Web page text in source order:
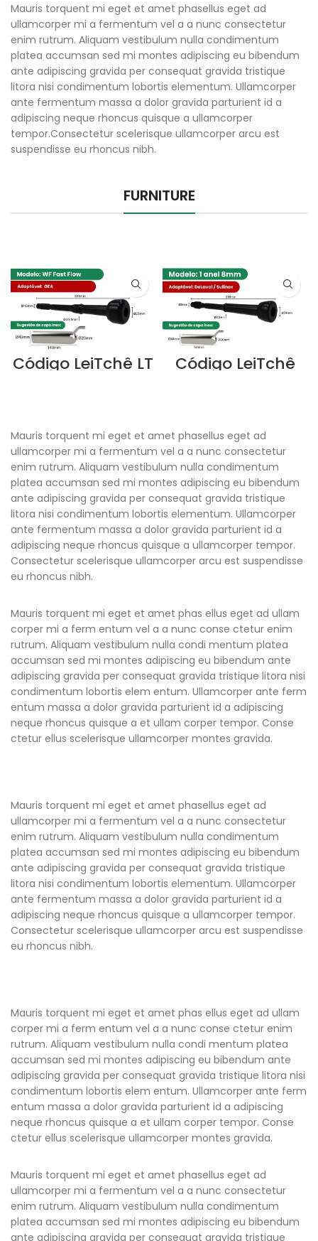
Mauris torquent mi eget et amet phasellus eget ad
ullamcorper mi a fermentum vel a a nunc consectetur
enim rutrum. Aliquam vestibulum nulla condimentum
platea accumsan sed mi montes adipiscing eu bibendum
ante adipiscing gravida per consequat gravida tristique
litora nisi condimentum lobortis elementum. Ullamcorper
ante fermentum massa a dolor gravida parturient id a
adipiscing neque rhoncus quisque a ullamcorper
tempor.Consectetur scelerisque ullamcorper arcu est
suspendisse eu rhoncus nibh.
FURNITURE
Código LeiTchê LT Código LeiTchê
LT001
Mauris torquent mi eget et amet phasellus eget ad
ullamcorper mi a fermentum vel a a nunc consectetur
enim rutrum. Aliquam vestibulum nulla condimentum
platea accumsan sed mi montes adipiscing eu bibendum
ante adipiscing gravida per consequat gravida tristique
litora nisi condimentum lobortis elementum. Ullamcorper
ante fermentum massa a dolor gravida parturient id a
adipiscing neque rhoncus quisque a ullamcorper tempor.
Consectetur scelerisque ullamcorper arcu est suspendisse
eu rhoncus nibh.
Mauris torquent mi eget et amet phas ellus eget ad ullam
corper mi a ferm entum vel a a nunc conse ctetur enim
rutrum. Aliquam vestibulum nulla condi mentum platea
accumsan sed mi montes adipiscing eu bibendum ante
adipiscing gravida per consequat gravida tristique litora nisi
condimentum lobortis elem entum. Ullamcorper ante ferm
entum massa a dolor gravida parturient id a adipiscing
neque rhoncus quisque a et ullam corper tempor. Conse
ctetur ellus scelerisque ullamcorper montes gravida.
Mauris torquent mi eget et amet phasellus eget ad
ullamcorper mi a fermentum vel a a nunc consectetur
enim rutrum. Aliquam vestibulum nulla condimentum
platea accumsan sed mi montes adipiscing eu bibendum
ante adipiscing gravida per consequat gravida tristique
litora nisi condimentum lobortis elementum. Ullamcorper
ante fermentum massa a dolor gravida parturient id a
adipiscing neque rhoncus quisque a ullamcorper tempor.
Consectetur scelerisque ullamcorper arcu est suspendisse
eu rhoncus nibh.
Mauris torquent mi eget et amet phas ellus eget ad ullam
corper mi a ferm entum vel a a nunc conse ctetur enim
rutrum. Aliquam vestibulum nulla condi mentum platea
accumsan sed mi montes adipiscing eu bibendum ante
adipiscing gravida per consequat gravida tristique litora nisi
condimentum lobortis elem entum. Ullamcorper ante ferm
entum massa a dolor gravida parturient id a adipiscing
neque rhoncus quisque a et ullam corper tempor. Conse
ctetur ellus scelerisque ullamcorper montes gravida.
Mauris torquent mi eget et amet phasellus eget ad
ullamcorper mi a fermentum vel a a nunc consectetur
enim rutrum. Aliquam vestibulum nulla condimentum
platea accumsan sed mi montes adipiscing eu bibendum
ante adipiscing gravida per consequat gravida tristique